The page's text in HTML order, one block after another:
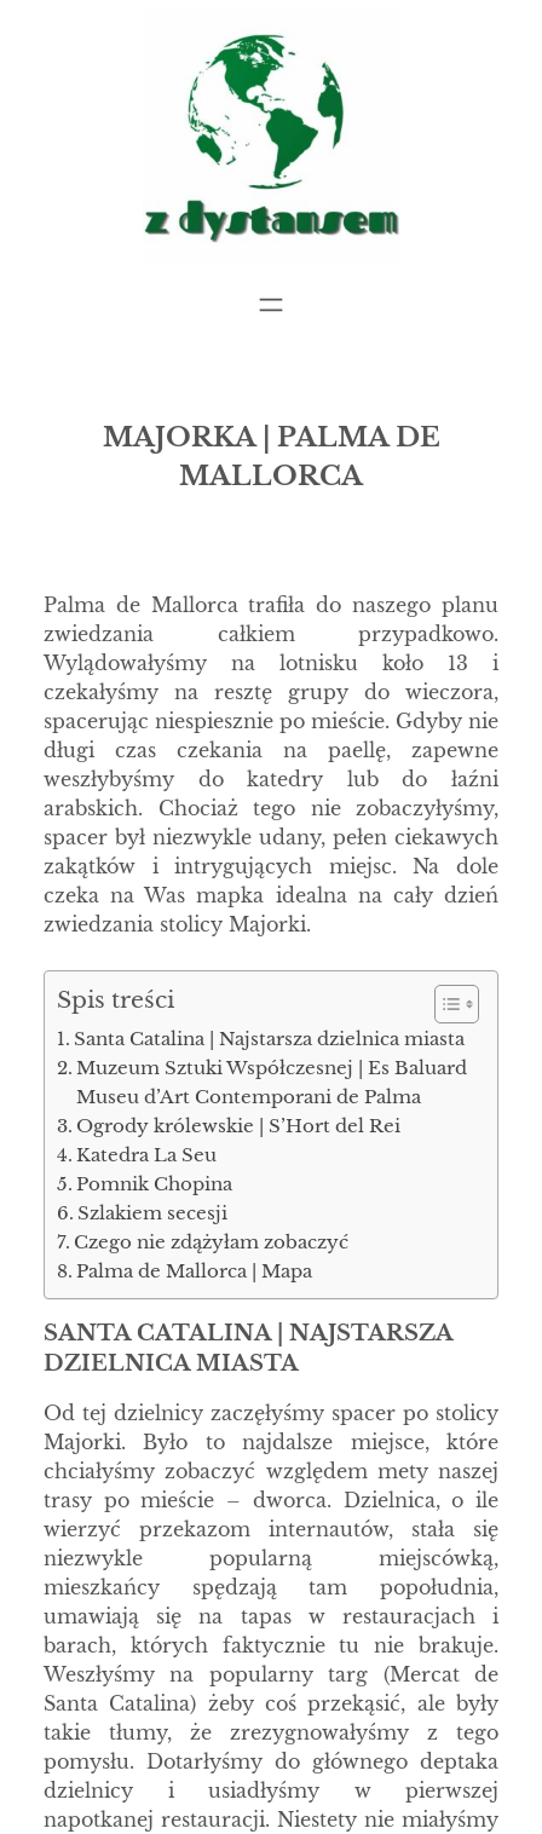
MAJORKA | PALMA DE
MALLORCA
Palma de Mallorca trafiła do naszego planu
zwiedzania całkiem przypadkowo.
Wylądowałyśmy na lotnisku koło 13 i
czekałyśmy na resztę grupy do wieczora,
spacerując niespiesznie po mieście. Gdyby nie
długi czas czekania na paellę, zapewne
weszłybyśmy do katedry lub do łaźni
arabskich. Chociaż tego nie zobaczyłyśmy,
spacer był niezwykle udany, pełen ciekawych
zakątków i intrygujących miejsc. Na dole
czeka na Was mapka idealna na cały dzień
zwiedzania stolicy Majorki.
Spis treści
Santa Catalina | Najstarsza dzielnica miasta
Muzeum Sztuki Współczesnej | Es Baluard
Museu d’Art Contemporani de Palma
Ogrody królewskie | S’Hort del Rei
Katedra La Seu
Pomnik Chopina
Szlakiem secesji
Czego nie zdążyłam zobaczyć
Palma de Mallorca | Mapa
SANTA CATALINA | NAJSTARSZA
DZIELNICA MIASTA
Od tej dzielnicy zaczęłyśmy spacer po stolicy
Majorki. Było to najdalsze miejsce, które
chciałyśmy zobaczyć względem mety naszej
trasy po mieście – dworca. Dzielnica, o ile
wierzyć przekazom internautów, stała się
niezwykle popularną miejscówką,
mieszkańcy spędzają tam popołudnia,
umawiają się na tapas w restauracjach i
barach, których faktycznie tu nie brakuje.
Weszłyśmy na popularny targ (Mercat de
Santa Catalina) żeby coś przekąsić, ale były
takie tłumy, że zrezygnowałyśmy z tego
pomysłu. Dotarłyśmy do głównego deptaka
dzielnicy i usiadłyśmy w pierwszej
napotkanej restauracji. Niestety nie miałyśmy